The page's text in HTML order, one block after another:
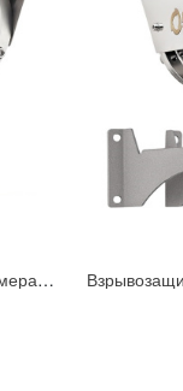
Взрывозащищенная IP-видеокамера Релион Релион-Exd-Н-100-ИК-IP5Мп2.7-13.5Z-PoE-SD-МК-TR